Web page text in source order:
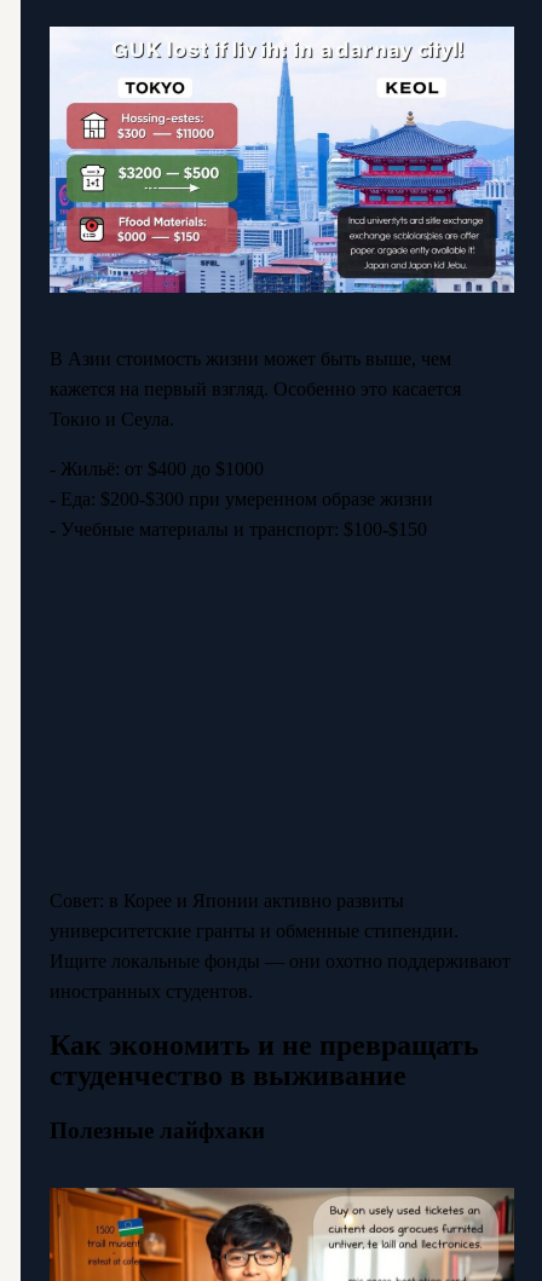
В Азии стоимость жизни может быть выше, чем
кажется на первый взгляд. Особенно это касается
Токио и Сеула.
- Жильё: от $400 до $1000
- Еда: $200-$300 при умеренном образе жизни
- Учебные материалы и транспорт: $100-$150
Совет: в Корее и Японии активно развиты
университетские гранты и обменные стипендии.
Ищите локальные фонды — они охотно поддерживают
иностранных студентов.
Как экономить и не превращать
студенчество в выживание
Полезные лайфхаки